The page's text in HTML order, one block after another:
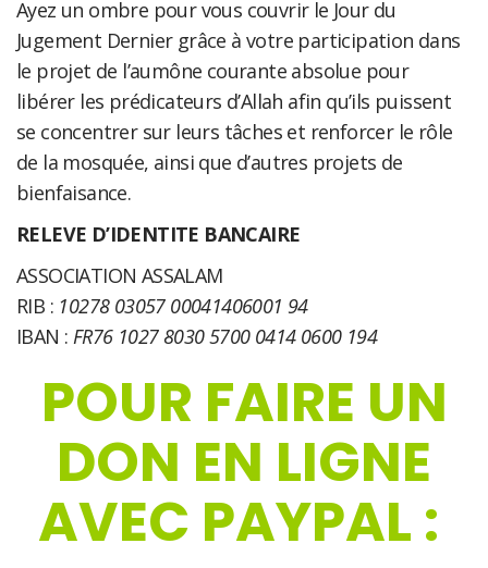
Ayez un ombre pour vous couvrir le Jour du
Jugement Dernier grâce à votre participation dans
le projet de l’aumône courante absolue pour
libérer les prédicateurs d’Allah afin qu’ils puissent
se concentrer sur leurs tâches et renforcer le rôle
de la mosquée, ainsi que d’autres projets de
bienfaisance.
RELEVE D’IDENTITE BANCAIRE
ASSOCIATION ASSALAM
RIB : 10278 03057 00041406001 94
IBAN : FR76 1027 8030 5700 0414 0600 194
POUR FAIRE UN
DON EN LIGNE
AVEC PAYPAL :